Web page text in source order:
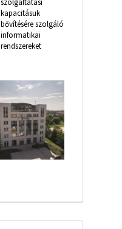
kapacitásuk
bővítésére szolgáló
informatikai
rendszereket